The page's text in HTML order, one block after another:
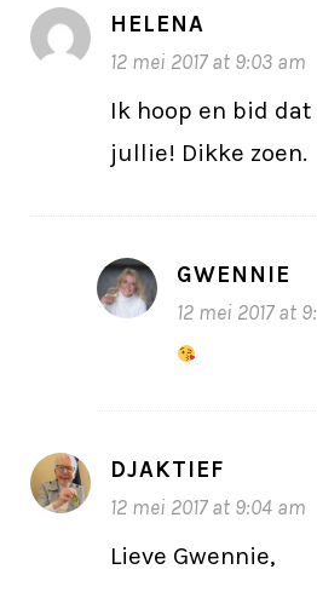
HELENA
12 mei 2017 at 9:03 am
Ik hoop en bid
jullie! Dikke zoen.
GWENNIE
12 mei 2017 at
DJAKTIEF
12 mei 2017 at 9:04 am
Lieve Gwennie,